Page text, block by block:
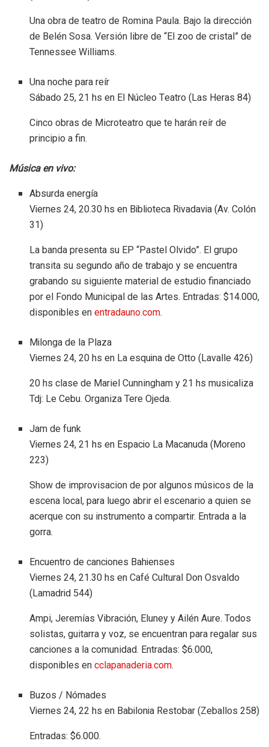
Una obra de teatro de Romina Paula. Bajo la dirección
de Belén Sosa. Versión libre de “El zoo de cristal” de
Tennessee Williams.
Una noche para reír
Sábado 25, 21 hs en El Núcleo Teatro (Las Heras 84)
Cinco obras de Microteatro que te harán reír de
principio a fin.
Música en vivo:
Absurda energía
Viernes 24, 20.30 hs en Biblioteca Rivadavia (Av. Colón
31)
La banda presenta su EP “Pastel Olvido”. El grupo
transita su segundo año de trabajo y se encuentra
grabando su siguiente material de estudio financiado
por el Fondo Municipal de las Artes. Entradas: $14.000,
disponibles enentradauno.com.
Milonga de la Plaza
Viernes 24, 20 hs en La esquina de Otto (Lavalle 426)
20 hs clase de Mariel Cunningham y 21 hs musicaliza
Tdj: Le Cebu. Organiza Tere Ojeda.
Jam de funk
Viernes 24, 21 hs en Espacio La Macanuda (Moreno
223)
Show de improvisacion de por algunos músicos de la
escena local, para luego abrir el escenario a quien se
acerque con su instrumento a compartir. Entrada a la
gorra.
Encuentro de canciones Bahienses
Viernes 24, 21.30 hs en Café Cultural Don Osvaldo
(Lamadrid 544)
Ampi, Jeremías Vibración, Eluney y Ailén Aure. Todos
solistas, guitarra y voz, se encuentran para regalar sus
canciones a la comunidad. Entradas: $6.000,
disponibles encclapanaderia.com.
Buzos / Nómades
Viernes 24, 22 hs en Babilonia Restobar (Zeballos 258)
Entradas: $6.000.